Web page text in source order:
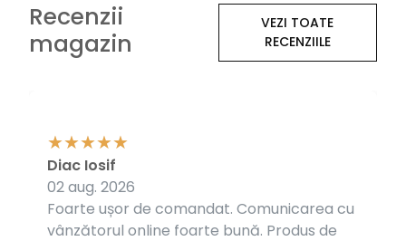
Recenzii
magazin
VEZI TOATE
RECENZIILE
Foarte ușor de comandat. Comunicarea cu
vânzătorul online foarte bună. Produs de
Diac Iosif
02 aug. 2026